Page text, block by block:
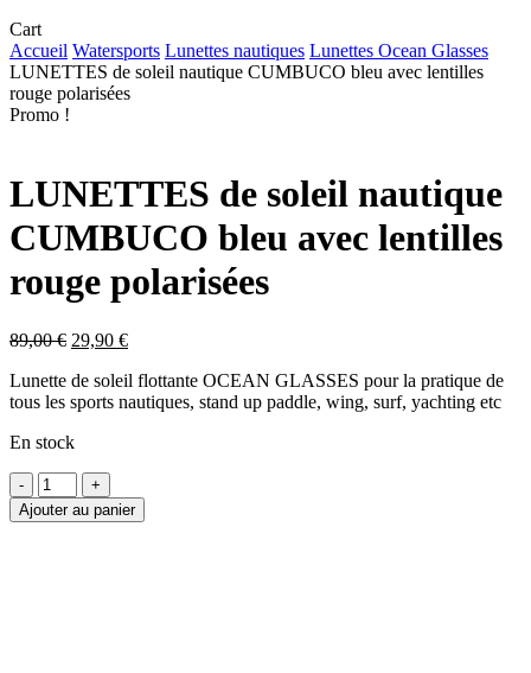
CartClose
Cart
Accueil Watersports Lunettes nautiques Lunettes Ocean Glasses
LUNETTES de soleil nautique CUMBUCO bleu avec lentilles
rouge polarisées
Promo !
LUNETTES de soleil nautique
CUMBUCO bleu avec lentilles
rouge polarisées
89,00€ Le
initial
était :
29,90 €Le
actuel
est :
Lunette de soleil flottante OCEAN GLASSES pour la pratique de
tous les sports nautiques, stand up paddle, wing, surf, yachting etc
En stock
quantité
de
LUNETTES
Ajouter au panier